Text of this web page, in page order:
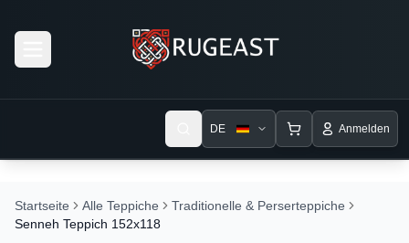
DE Anmelden
Startseite Alle Teppiche
Traditionelle & Perserteppiche
Senneh Teppich 152x118